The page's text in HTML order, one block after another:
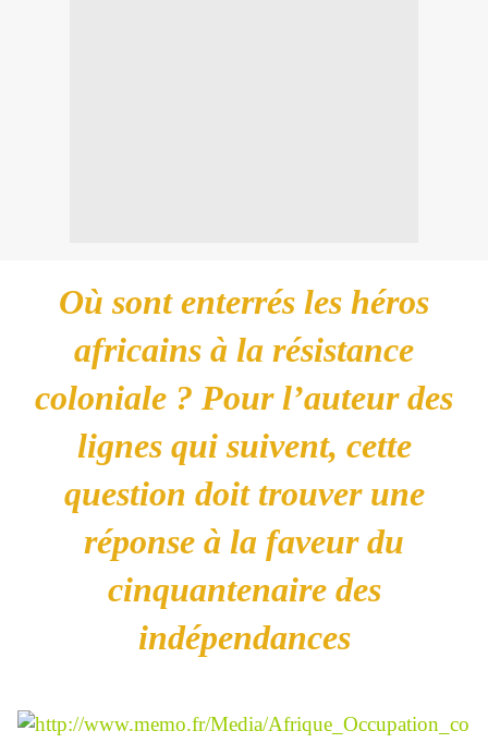
Où sont enterrés les héros
africains à la résistance
coloniale ? Pour l’auteur des
lignes qui suivent, cette
question doit trouver une
réponse à la faveur du
cinquantenaire des
indépendances